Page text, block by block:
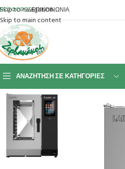
Skip to navigation
Skip to main content
ΕΠΙΚΟΙΝΩΝΙΑ
ΑΝΑΖΉΤΗΣΗ ΣΕ ΚΑΤΗΓΟΡΊΕΣ